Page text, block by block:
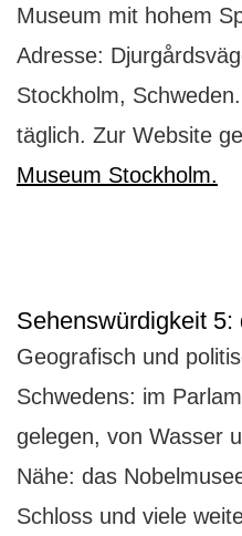
Museum mit hohem
Adresse:
Stockholm,
täglich. Zur Website
Museum Stockholm.
Sehenswürdigkeit
Geografisch und
Schwedens: im
gelegen, von Wasser
Nähe: das
Schloss und viele